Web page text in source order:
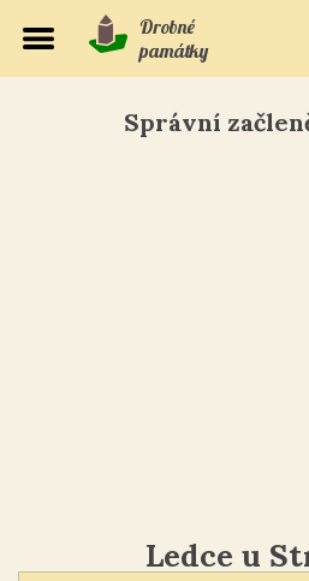
Drobné
památky
Správní
Ledce u